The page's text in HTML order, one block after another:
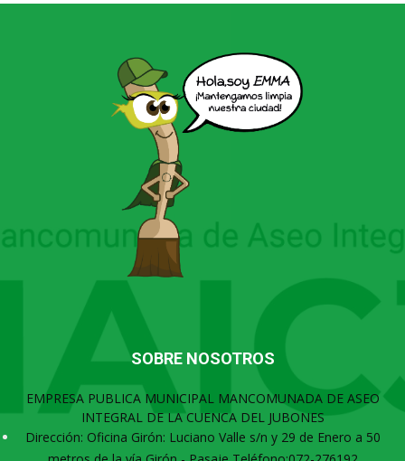
SOBRE NOSOTROS
EMPRESA PUBLICA MUNICIPAL MANCOMUNADA DE ASEO
INTEGRAL DE LA CUENCA DEL JUBONES
Dirección: Oficina Girón: Luciano Valle s/n y 29 de Enero a 50